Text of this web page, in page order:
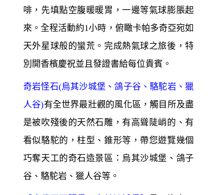
啡，先填點空腹暖暖胃，一邊等氣球膨脹起
來。全程活動約1小時，俯瞰卡帕多奇亞宛如
天外星球般的蠻荒。完成熱氣球之旅後，特
別開香檳慶祝並且發證書給每位貴賓。
奇岩怪石(烏其沙城堡、鴿子谷、駱駝岩、獵
人谷)有全世界最壯觀的風化區，觸目所及盡
是被吹殘後的天然石雕，有高聳陡峭的、有
看似駱駝的，柱型、錐形等，帶您遊覽幾個
巧奪天工的奇石造景區：烏其沙城堡、鴿子
谷、駱駝岩、獵人谷等。